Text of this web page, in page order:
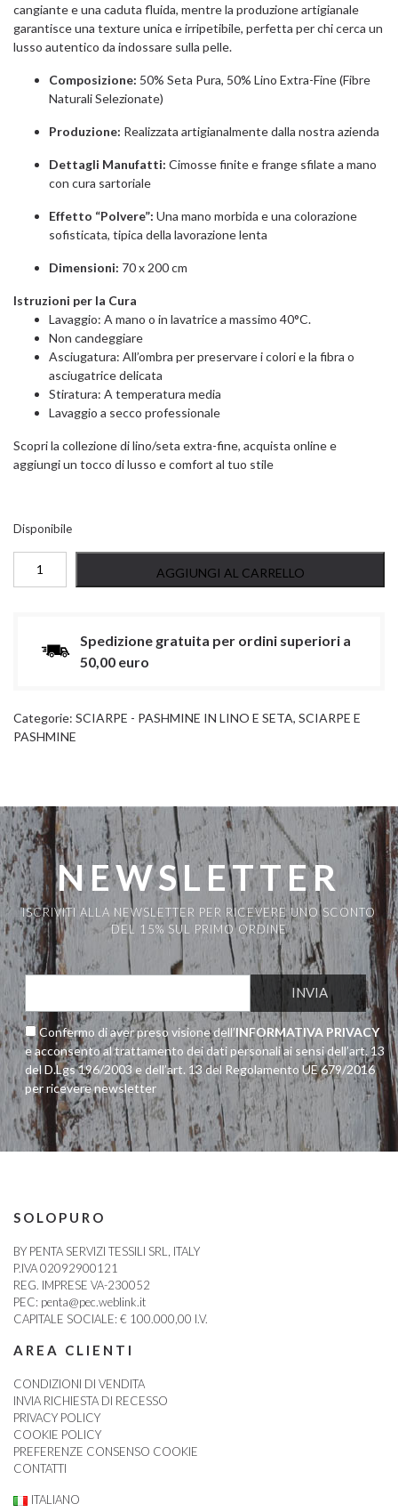
cangiante e una caduta fluida, mentre la produzione artigianale
garantisce una texture unica e irripetibile, perfetta per chi cerca un
lusso autentico da indossare sulla pelle.
Composizione: 50% Seta Pura, 50% Lino Extra-Fine (Fibre
Naturali Selezionate)
Produzione: Realizzata artigianalmente dalla nostra azienda
Dettagli Manufatti: Cimosse finite e frange sfilate a mano
con cura sartoriale
Effetto “Polvere”: Una mano morbida e una colorazione
sofisticata, tipica della lavorazione lenta
Dimensioni: 70 x 200 cm
Istruzioni per la Cura
Lavaggio: A mano o in lavatrice a massimo 40°C.
Non candeggiare
Asciugatura: All’ombra per preservare i colori e la fibra o
asciugatrice delicata
Stiratura: A temperatura media
Lavaggio a secco professionale
Scopri la collezione di lino/seta extra-fine, acquista online e
aggiungi un tocco di lusso e comfort al tuo stile
Disponibile
EXTRAFINE
AGGIUNGI AL CARRELLO
Spedizione gratuita per ordini superiori a
50,00 euro
Categorie: SCIARPE - PASHMINE IN LINO E SETA, SCIARPE E
PASHMINE
NEWSLETTER
ISCRIVITI ALLA NEWSLETTER PER RICEVERE UNO SCONTO
DEL 15% SUL PRIMO ORDINE
Confermo di aver preso visione dell’INFORMATIVA PRIVACY
e acconsento al trattamento dei dati personali ai sensi dell’art. 13
del D.Lgs 196/2003 e dell’art. 13 del Regolamento UE 679/2016
per ricevere newsletter
SOLOPURO
BY PENTA SERVIZI TESSILI SRL, ITALY
P.IVA 02092900121
REG. IMPRESE VA-230052
PEC: penta@pec.weblink.it
CAPITALE SOCIALE: € 100.000,00 I.V.
AREA CLIENTI
CONDIZIONI DI VENDITA
INVIA RICHIESTA DI RECESSO
PRIVACY POLICY
COOKIE POLICY
PREFERENZE CONSENSO COOKIE
CONTATTI
ITALIANO